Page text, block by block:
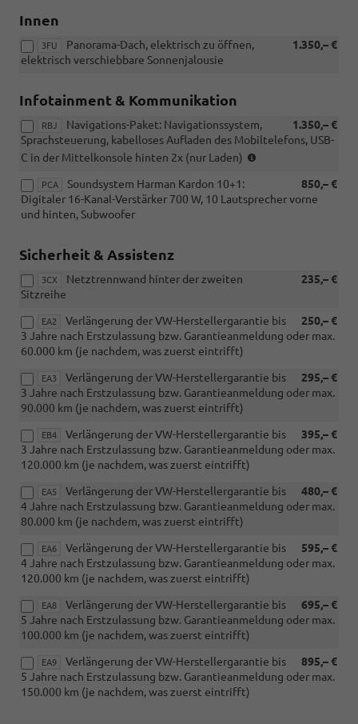
Innen
3FU 1.350,– €
Panorama-Dach, elektrisch zu öffnen,
elektrisch verschiebbare Sonnenjalousie
Infotainment & Kommunikation
RBJ 1.350,– €
Navigations-Paket: Navigationssystem,
Sprachsteuerung, kabelloses Aufladen des Mobiltelefons, USB-
C in der Mittelkonsole hinten 2x (nur Laden)
ausgewählten
PCA 850,– €
Soundsystem Harman Kardon 10+1:
Digitaler 16-Kanal-Verstärker 700 W, 10 Lautsprecher vorne
und hinten, Subwoofer
Sicherheit & Assistenz
3CX 235,– €
Netztrennwand hinter der zweiten
Sitzreihe
EA2 250,– €
Verlängerung der VW-Herstellergarantie bis
3 Jahre nach Erstzulassung bzw. Garantieanmeldung oder max.
60.000 km (je nachdem, was zuerst eintrifft)
EA3 295,– €
Verlängerung der VW-Herstellergarantie bis
3 Jahre nach Erstzulassung bzw. Garantieanmeldung oder max.
90.000 km (je nachdem, was zuerst eintrifft)
EB4 395,– €
Verlängerung der VW-Herstellergarantie bis
3 Jahre nach Erstzulassung bzw. Garantieanmeldung oder max.
120.000 km (je nachdem, was zuerst eintrifft)
EA5 480,– €
Verlängerung der VW-Herstellergarantie bis
4 Jahre nach Erstzulassung bzw. Garantieanmeldung oder max.
80.000 km (je nachdem, was zuerst eintrifft)
EA6 595,– €
Verlängerung der VW-Herstellergarantie bis
4 Jahre nach Erstzulassung bzw. Garantieanmeldung oder max.
120.000 km (je nachdem, was zuerst eintrifft)
EA8 695,– €
Verlängerung der VW-Herstellergarantie bis
5 Jahre nach Erstzulassung bzw. Garantieanmeldung oder max.
100.000 km (je nachdem, was zuerst eintrifft)
EA9 895,– €
Verlängerung der VW-Herstellergarantie bis
5 Jahre nach Erstzulassung bzw. Garantieanmeldung oder max.
150.000 km (je nachdem, was zuerst eintrifft)